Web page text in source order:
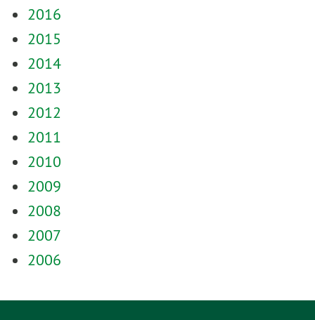
2016
2015
2014
2013
2012
2011
2010
2009
2008
2007
2006